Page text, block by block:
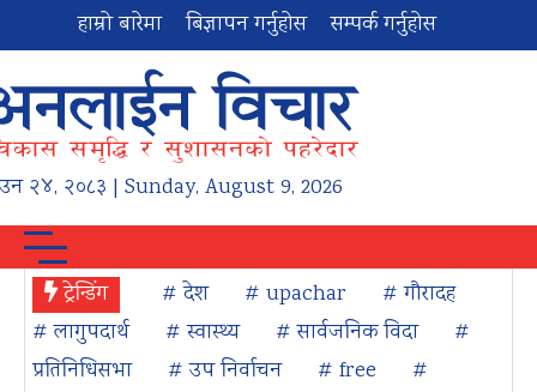
हाम्रो बारेमा बिज्ञापन गर्नुहोस सम्पर्क गर्नुहोस
२४, २०८३ | Sunday, August 9, 2026
ट्रेन्डिंग # देश # upachar
# गौरादह
# लागुपदार्थ
# स्वास्थ्य # सार्वजनिक विदा
#
प्रतिनिधिसभा
# उप निर्वाचन # free
#